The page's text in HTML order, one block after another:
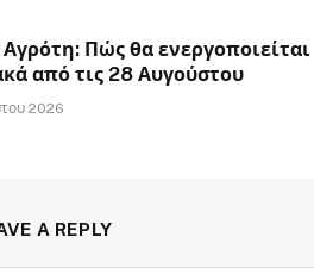
Αγρότη: Πώς θα ενεργοποιείται
από τις 28 Αυγούστου
2026
A REPLY